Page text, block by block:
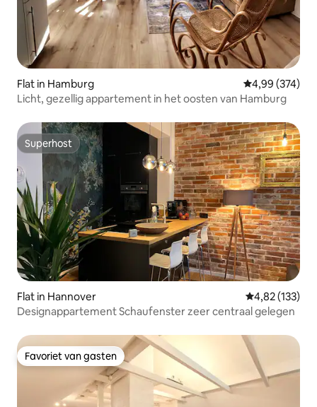
Flat in Hamburg Gemiddelde
4,99 (374)
Licht, gezellig appartement in het oosten van Hamburg
Superhost
Superhost
Flat in Hannover Gemiddelde
4,82 (133)
Designappartement Schaufenster zeer centraal gelegen
Favoriet van gasten
Favoriet van gasten